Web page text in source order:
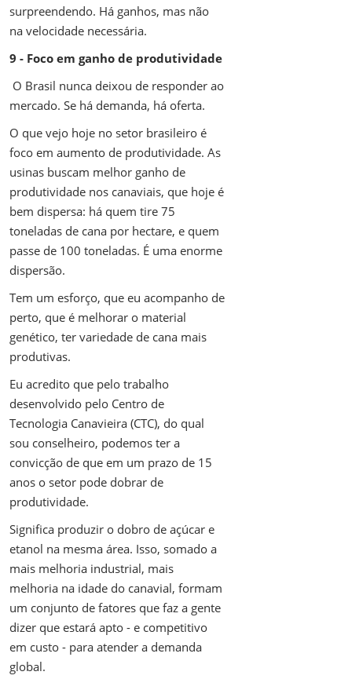
surpreendendo. Há ganhos, mas não
na velocidade necessária.
9 - Foco em ganho de produtividade
O Brasil nunca deixou de responder ao
mercado. Se há demanda, há oferta.
O que vejo hoje no setor brasileiro é
foco em aumento de produtividade. As
usinas buscam melhor ganho de
produtividade nos canaviais, que hoje é
bem dispersa: há quem tire 75
toneladas de cana por hectare, e quem
passe de 100 toneladas. É uma enorme
dispersão.
Tem um esforço, que eu acompanho de
perto, que é melhorar o material
genético, ter variedade de cana mais
produtivas.
Eu acredito que pelo trabalho
desenvolvido pelo Centro de
Tecnologia Canavieira (CTC), do qual
sou conselheiro, podemos ter a
convicção de que em um prazo de 15
anos o setor pode dobrar de
produtividade.
Significa produzir o dobro de açúcar e
etanol na mesma área. Isso, somado a
mais melhoria industrial, mais
melhoria na idade do canavial, formam
um conjunto de fatores que faz a gente
dizer que estará apto - e competitivo
em custo - para atender a demanda
global.